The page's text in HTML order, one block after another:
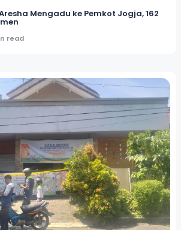
Mengadu ke Pemkot Jogja, 162
read